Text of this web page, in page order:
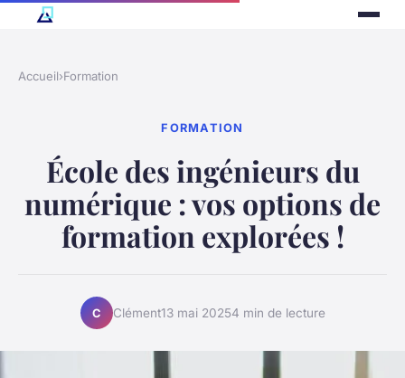
Accueil›Formation
FORMATION
École des ingénieurs du
numérique : vos options de
formation explorées !
C Clément13 mai 20254 min de lecture